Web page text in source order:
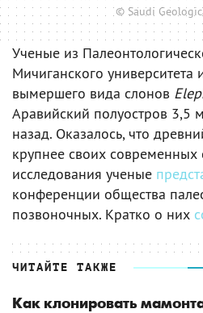
© Saudi
Ученые из
Мичиганского университета
вымершего вида слонов
Аравийский полуостров 3,5
назад. Оказалось, что
крупнее своих современных
исследования ученые
конференции общества
позвоночных. Кратко о них
ЧИТАЙТЕ ТАКЖЕ
Как клонировать